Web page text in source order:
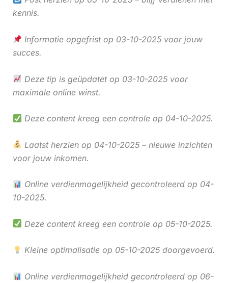
kennis.
Informatie opgefrist op 03-10-2025 voor jouw
succes.
Deze tip is geüpdatet op 03-10-2025 voor
maximale online winst.
Deze content kreeg een controle op 04-10-2025.
Laatst herzien op 04-10-2025 – nieuwe inzichten
voor jouw inkomen.
Online verdienmogelijkheid gecontroleerd op 04-
10-2025.
Deze content kreeg een controle op 05-10-2025.
Kleine optimalisatie op 05-10-2025 doorgevoerd.
Online verdienmogelijkheid gecontroleerd op 06-